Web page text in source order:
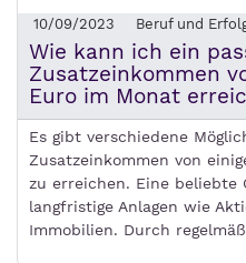
10/09/2023 Beruf und
Wie kann ich ein
Zusatzeinkommen
Euro im Monat
Es gibt verschiedene
Zusatzeinkommen von
zu erreichen. Eine
langfristige Anlagen wie
Immobilien. Durch